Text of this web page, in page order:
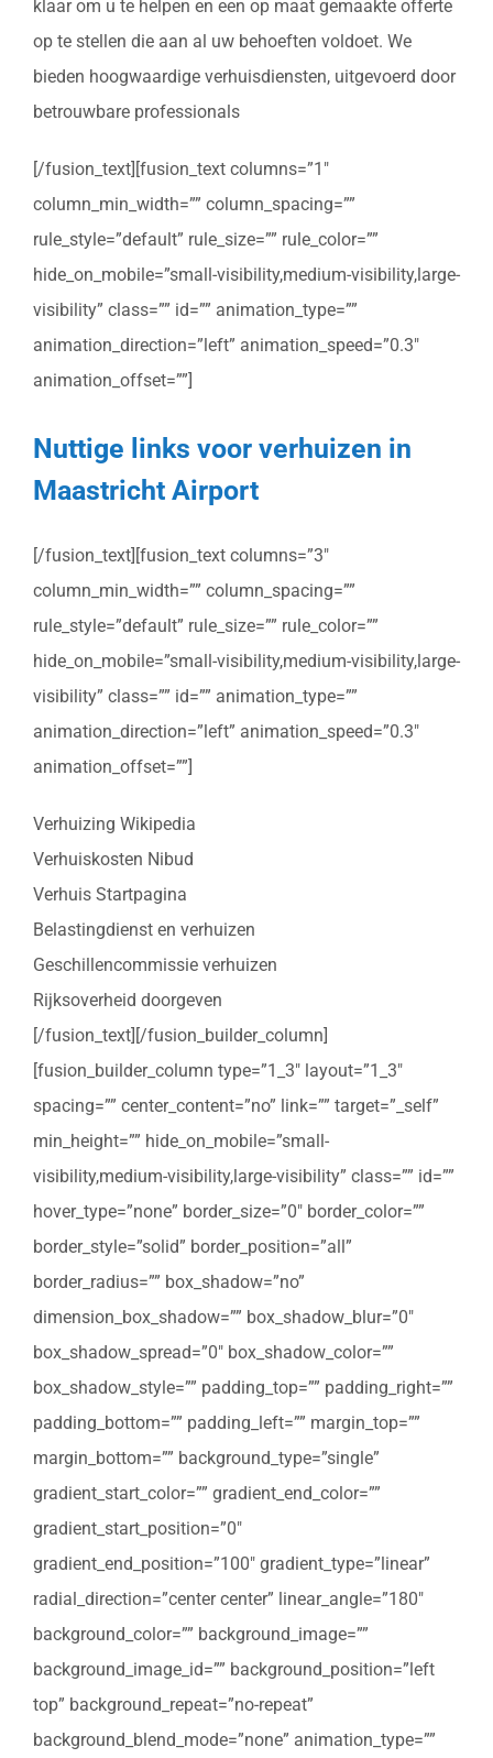
klaar om u te helpen en een op maat gemaakte offerte
op te stellen die aan al uw behoeften voldoet. We
bieden hoogwaardige verhuisdiensten, uitgevoerd door
betrouwbare professionals
[/fusion_text][fusion_text columns=”1″
column_min_width=”” column_spacing=””
rule_style=”default” rule_size=”” rule_color=””
hide_on_mobile=”small-visibility,medium-visibility,large-
visibility” class=”” id=”” animation_type=””
animation_direction=”left” animation_speed=”0.3″
animation_offset=””]
Nuttige links voor verhuizen in
Maastricht Airport
[/fusion_text][fusion_text columns=”3″
column_min_width=”” column_spacing=””
rule_style=”default” rule_size=”” rule_color=””
hide_on_mobile=”small-visibility,medium-visibility,large-
visibility” class=”” id=”” animation_type=””
animation_direction=”left” animation_speed=”0.3″
animation_offset=””]
Verhuizing Wikipedia
Verhuiskosten Nibud
Verhuis Startpagina
Belastingdienst en verhuizen
Geschillencommissie verhuizen
Rijksoverheid doorgeven
[/fusion_text][/fusion_builder_column]
[fusion_builder_column type=”1_3″ layout=”1_3″
spacing=”” center_content=”no” link=”” target=”_self”
min_height=”” hide_on_mobile=”small-
visibility,medium-visibility,large-visibility” class=”” id=””
hover_type=”none” border_size=”0″ border_color=””
border_style=”solid” border_position=”all”
border_radius=”” box_shadow=”no”
dimension_box_shadow=”” box_shadow_blur=”0″
box_shadow_spread=”0″ box_shadow_color=””
box_shadow_style=”” padding_top=”” padding_right=””
padding_bottom=”” padding_left=”” margin_top=””
margin_bottom=”” background_type=”single”
gradient_start_color=”” gradient_end_color=””
gradient_start_position=”0″
gradient_end_position=”100″ gradient_type=”linear”
radial_direction=”center center” linear_angle=”180″
background_color=”” background_image=””
background_image_id=”” background_position=”left
top” background_repeat=”no-repeat”
background_blend_mode=”none” animation_type=””